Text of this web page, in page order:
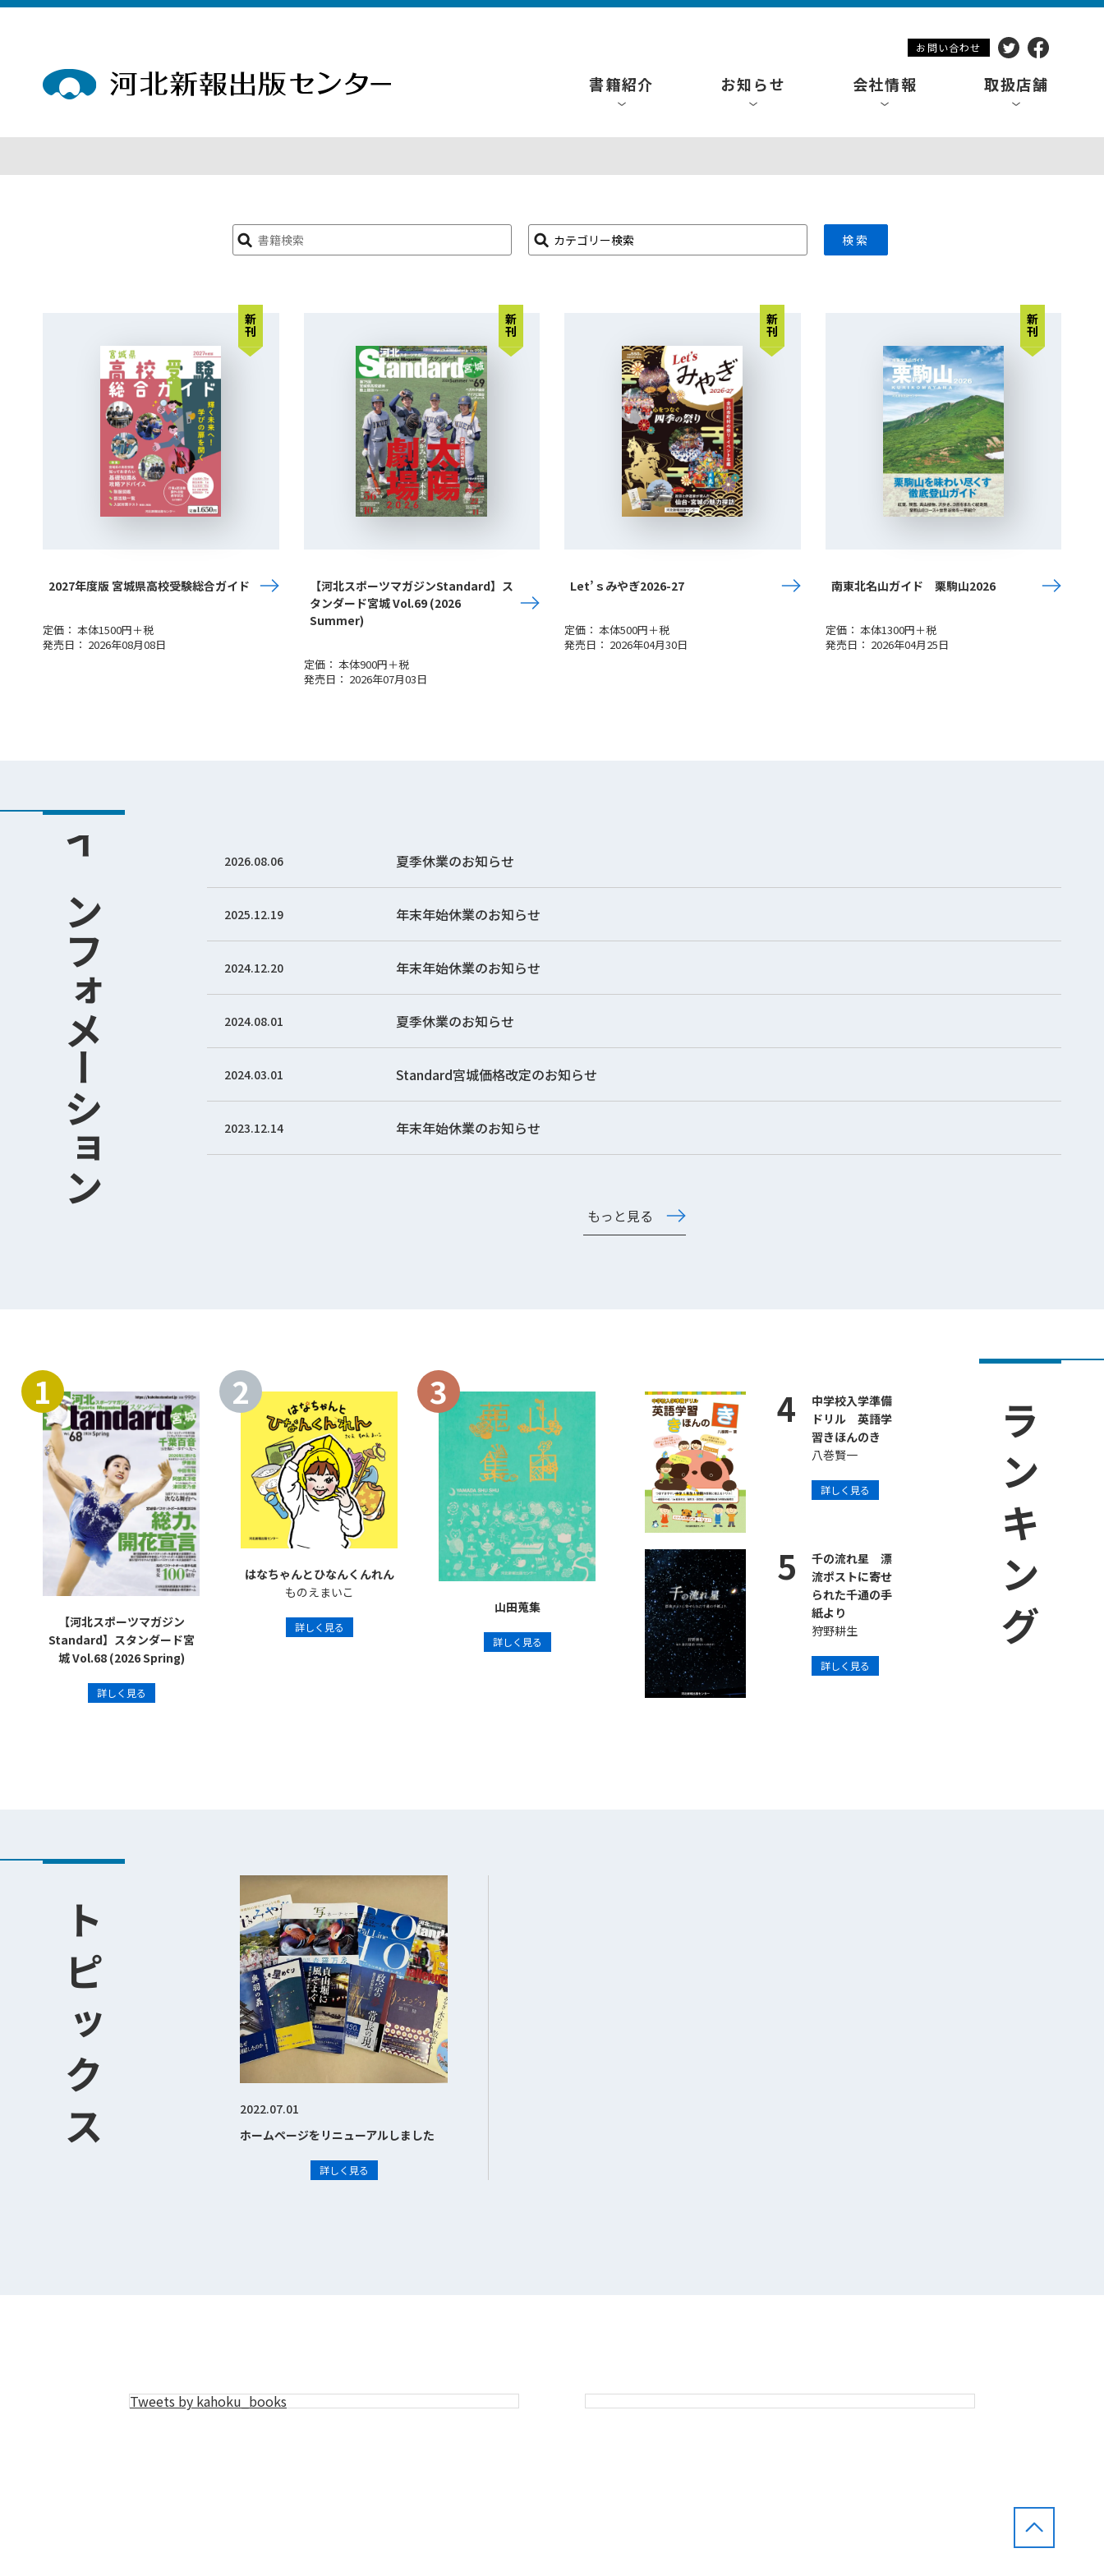
お問い合わせ
書籍紹介 お知らせ 会社情報 取扱店舗
検
索: カテゴリー検索 検索
新刊
2027年度版 宮城県高校受験総合ガイド
定価： 本体1500円＋税
発売日： 2026年08月08日
新刊
【河北スポーツマガジンStandard】ス
タンダード宮城 Vol.69 (2026
Summer)
定価： 本体900円＋税
発売日： 2026年07月03日
新刊
Let’ｓみやぎ2026-27
定価： 本体500円＋税
発売日： 2026年04月30日
新刊
南東北名山ガイド 栗駒山2026
定価： 本体1300円＋税
発売日： 2026年04月25日
インフォメーション 2026.08.06 夏季休業のお知らせ
2025.12.19 年末年始休業のお知らせ
2024.12.20 年末年始休業のお知らせ
2024.08.01 夏季休業のお知らせ
2024.03.01 Standard宮城価格改定のお知らせ
2023.12.14 年末年始休業のお知らせ
もっと見る
ランキング
1
【河北スポーツマガジン
Standard】スタンダード宮
城 Vol.68 (2026 Spring)
詳しく見る
2
はなちゃんとひなんくんれん
ものえまいこ
詳しく見る
3
山田蒐集
詳しく見る
4
中学校入学準備
ドリル 英語学
習きほんのき
八巻賢一
詳しく見る
5
千の流れ星 漂
流ポストに寄せ
られた千通の手
紙より
狩野耕生
詳しく見る
トピックス
2022.07.01
ホームページをリニューアルしました
詳しく見る
Tweets by kahoku_books